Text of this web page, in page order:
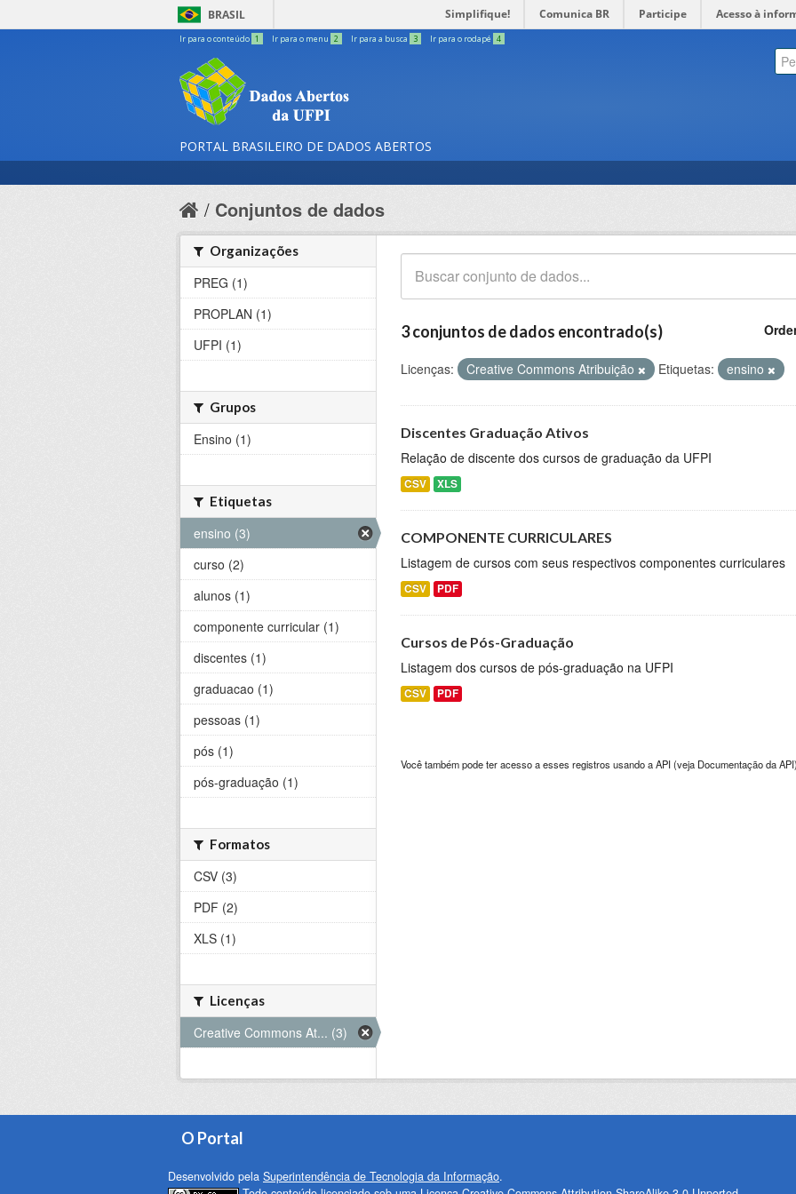
BRASIL Simplifique! Comunica BR Participe Acesso à
Ir para o conteúdo 1 Ir para o menu 2 Ir para a busca 3 Ir para o rodapé 4
PORTAL BRASILEIRO DE DADOS ABERTOS
Conjuntos de dados
3 conjuntos de dados encontrado(s)
Licenças: Creative Commons Atribuição Etiquetas: ensino
Discentes Graduação Ativos
Relação de discente dos cursos de graduação da UFPI
CSV XLS
COMPONENTE CURRICULARES
Listagem de cursos com seus respectivos componentes curriculares
CSV PDF
Cursos de Pós-Graduação
Listagem dos cursos de pós-graduação na UFPI
CSV PDF
Você também pode ter acesso a esses registros usando aAPI(veja Documentação da API
Organizações
PREG (1)
PROPLAN (1)
UFPI (1)
Grupos
Ensino (1)
Etiquetas
ensino (3)
curso (2)
alunos (1)
componente curricular (1)
discentes (1)
graduacao (1)
pessoas (1)
pós (1)
pós-graduação (1)
Formatos
CSV (3)
PDF (2)
XLS (1)
Licenças
Creative Commons At... (3)
O Portal
Desenvolvido pela Superintendência de Tecnologia da Informação.